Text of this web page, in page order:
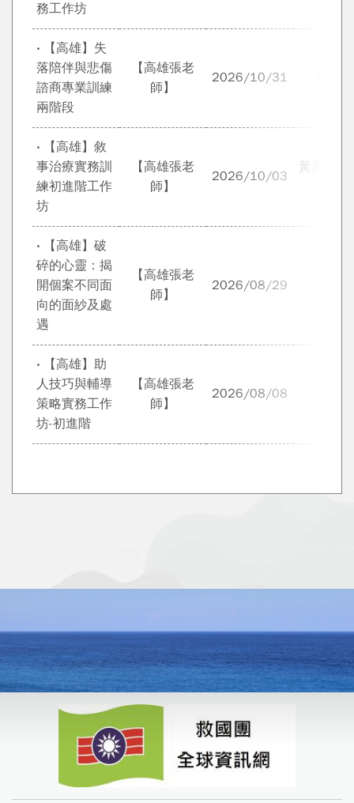
務工作坊
‧ 【高雄】失
落陪伴與悲傷
諮商專業訓練
兩階段
【高雄張老
師】
2026/10/31
‧ 【高雄】敘
事治療實務訓
練初進階工作
坊
【高雄張老
師】
2026/10/03
黃素菲、
‧ 【高雄】破
碎的心靈：揭
開個案不同面
向的面紗及處
遇
【高雄張老
師】
2026/08/29
‧ 【高雄】助
人技巧與輔導
策略實務工作
坊-初進階
【高雄張老
師】
2026/08/08